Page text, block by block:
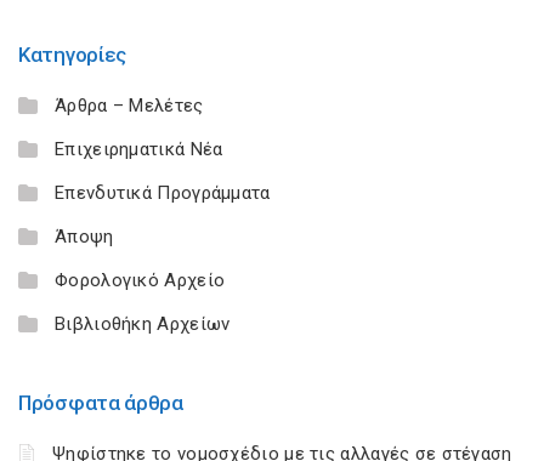
Κατηγορίες
Άρθρα – Μελέτες
Επιχειρηματικά Νέα
Επενδυτικά Προγράμματα
Άποψη
Φορολογικό Αρχείο
Βιβλιοθήκη Αρχείων
Πρόσφατα άρθρα
Ψηφίστηκε το νομοσχέδιο με τις αλλαγές σε στέγαση